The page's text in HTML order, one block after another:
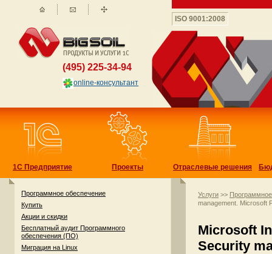
1С Предприятие Проекты Отраслевые решения
Программное обеспечение
Купить
Акции и скидки
Бесплатный аудит Программного
обеспечения (ПО)
Миграция на Linux
Услуги >>
management. Microsoft
Microsoft
Security
(495) 225-34-94
online-консультант
ISO 9001:2008